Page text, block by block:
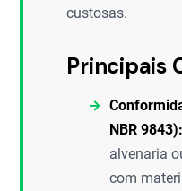
custosas.
Principais
NBR 9843):
alvenaria
com